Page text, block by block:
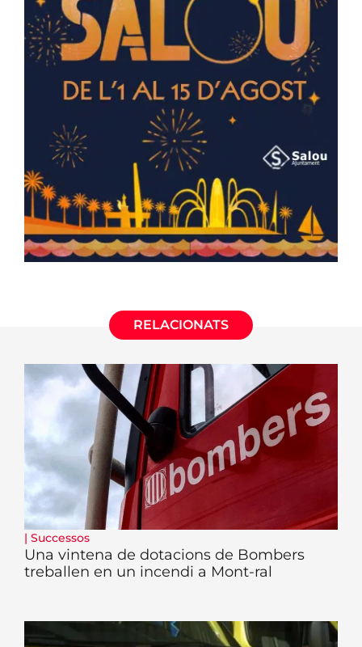
RELACIONATS
| Successos
Una vintena de dotacions de Bombers
treballen en un incendi a Mont-ral